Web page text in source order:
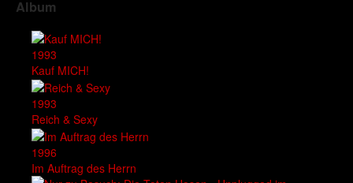
Album
1993
Kauf MICH!
1993
Reich & Sexy
1996
Im Auftrag des Herrn